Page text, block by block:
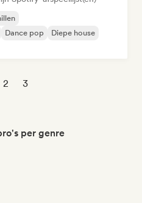
Dance pop
Diepe house
2 3
per genre